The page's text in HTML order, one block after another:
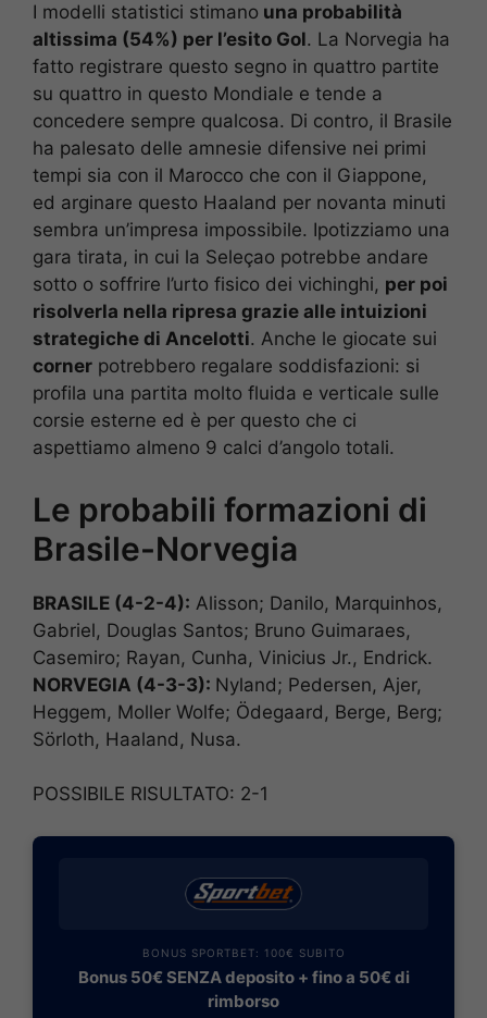
I modelli statistici stimano una probabilità
altissima (54%) per l’esito Gol. La Norvegia ha
fatto registrare questo segno in quattro partite
su quattro in questo Mondiale e tende a
concedere sempre qualcosa. Di contro, il Brasile
ha palesato delle amnesie difensive nei primi
tempi sia con il Marocco che con il Giappone,
ed arginare questo Haaland per novanta minuti
sembra un’impresa impossibile. Ipotizziamo una
gara tirata, in cui la Seleçao potrebbe andare
sotto o soffrire l’urto fisico dei vichinghi, per poi
risolverla nella ripresa grazie alle intuizioni
strategiche di Ancelotti. Anche le giocate sui
corner potrebbero regalare soddisfazioni: si
profila una partita molto fluida e verticale sulle
corsie esterne ed è per questo che ci
aspettiamo almeno 9 calci d’angolo totali.
Le probabili formazioni di
Brasile-Norvegia
BRASILE (4-2-4): Alisson; Danilo, Marquinhos,
Gabriel, Douglas Santos; Bruno Guimaraes,
Casemiro; Rayan, Cunha, Vinicius Jr., Endrick.
NORVEGIA (4-3-3): Nyland; Pedersen, Ajer,
Heggem, Moller Wolfe; Ödegaard, Berge, Berg;
Sörloth, Haaland, Nusa.
POSSIBILE RISULTATO: 2-1
BONUS SPORTBET: 100€ SUBITO
Bonus 50€ SENZA deposito + fino a 50€ di
rimborso